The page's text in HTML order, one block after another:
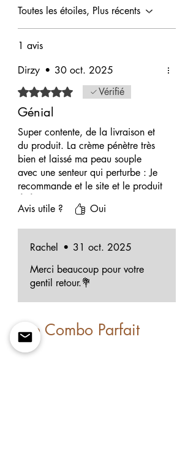
Toutes les étoiles, Plus récents
1 avis
Dirzy • 30 oct. 2025
Noté 5 sur 5. Vérifié
Génial
Super contente, de la livraison et
du produit. La crème pénètre très
bien et laissé ma peau souple
avec une senteur qui perturbe : Je
recommande et le site et le produit
Avis utile ? Oui
Rachel • 31 oct. 2025
Merci beaucoup pour votre
gentil retour.💐
Le Combo Parfait